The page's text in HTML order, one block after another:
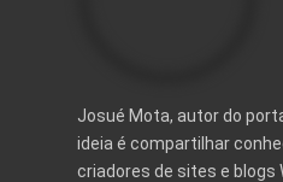
Josué Mota, autor do
ideia é compartilhar
criadores de sites e blogs